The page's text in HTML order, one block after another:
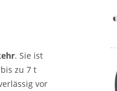
. Sie ist
zu 7 t
vor